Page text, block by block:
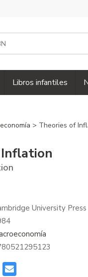
Libros infantiles
> Theories of
University Press